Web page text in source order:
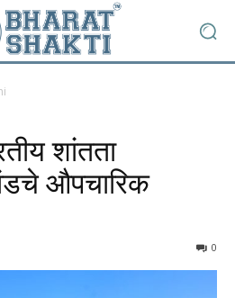
शांतता
औपचारिक
0